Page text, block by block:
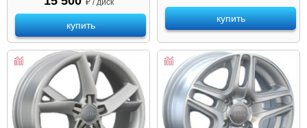
купить
купить